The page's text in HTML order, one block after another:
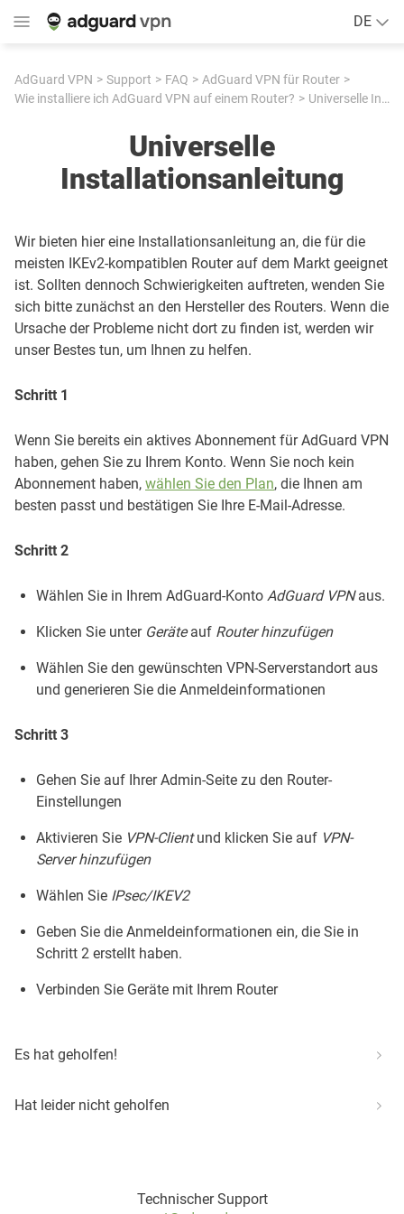
DE
AdGuard VPN Support FAQ
AdGuard VPN für Router
Wie installiere ich AdGuard VPN auf einem Router?
Universelle Installationsanleitung
Universelle
Installationsanleitung
Wir bieten hier eine Installationsanleitung an, die für die
meisten IKEv2-kompatiblen Router auf dem Markt geeignet
ist. Sollten dennoch Schwierigkeiten auftreten, wenden Sie
sich bitte zunächst an den Hersteller des Routers. Wenn die
Ursache der Probleme nicht dort zu finden ist, werden wir
unser Bestes tun, um Ihnen zu helfen.
Schritt 1
Wenn Sie bereits ein aktives Abonnement für AdGuard VPN
haben, gehen Sie zu Ihrem Konto. Wenn Sie noch kein
Abonnement haben, wählen Sie den Plan, die Ihnen am
besten passt und bestätigen Sie Ihre E-Mail-Adresse.
Schritt 2
Wählen Sie in Ihrem AdGuard-Konto AdGuard VPNaus.
Klicken Sie unter Geräteauf Router hinzufügen
Wählen Sie den gewünschten VPN-Serverstandort aus
und generieren Sie die Anmeldeinformationen
Schritt 3
Gehen Sie auf Ihrer Admin-Seite zu den Router-
Einstellungen
Aktivieren Sie VPN-Clientund klicken Sie auf VPN-
Server hinzufügen
Wählen Sie IPsec/IKEV2
Geben Sie die Anmeldeinformationen ein, die Sie in
Schritt 2 erstellt haben.
Verbinden Sie Geräte mit Ihrem Router
Es hat geholfen!
Hat leider nicht geholfen
Technischer Support